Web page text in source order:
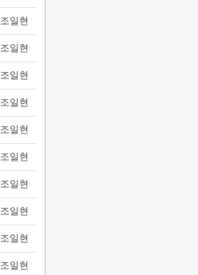
조일현
조일현
조일현
조일현
조일현
조일현
조일현
조일현
조일현
조일현